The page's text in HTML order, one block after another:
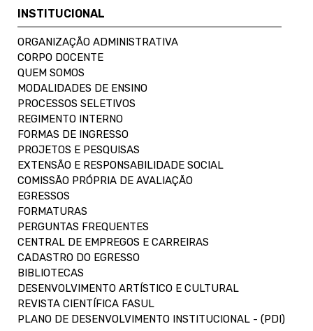
INSTITUCIONAL
ORGANIZAÇÃO ADMINISTRATIVA
CORPO DOCENTE
QUEM SOMOS
MODALIDADES DE ENSINO
PROCESSOS SELETIVOS
REGIMENTO INTERNO
FORMAS DE INGRESSO
PROJETOS E PESQUISAS
EXTENSÃO E RESPONSABILIDADE SOCIAL
COMISSÃO PRÓPRIA DE AVALIAÇÃO
EGRESSOS
FORMATURAS
PERGUNTAS FREQUENTES
CENTRAL DE EMPREGOS E CARREIRAS
CADASTRO DO EGRESSO
BIBLIOTECAS
DESENVOLVIMENTO ARTÍSTICO E CULTURAL
REVISTA CIENTÍFICA FASUL
PLANO DE DESENVOLVIMENTO INSTITUCIONAL - (PDI)